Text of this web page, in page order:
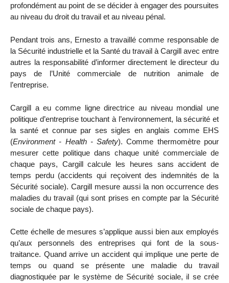
profondément au point de se décider à engager des poursuites
au niveau du droit du travail et au niveau pénal.
Pendant trois ans, Ernesto a travaillé comme responsable de
la Sécurité industrielle et la Santé du travail à Cargill avec entre
autres la responsabilité d’informer directement le directeur du
pays de l’Unité commerciale de nutrition animale de
l’entreprise.
Cargill a eu comme ligne directrice au niveau mondial une
politique d’entreprise touchant à l’environnement, la sécurité et
la santé et connue par ses sigles en anglais comme EHS
(Environment - Health - Safety). Comme thermomètre pour
mesurer cette politique dans chaque unité commerciale de
chaque pays, Cargill calcule les heures sans accident de
temps perdu (accidents qui reçoivent des indemnités de la
Sécurité sociale). Cargill mesure aussi la non occurrence des
maladies du travail (qui sont prises en compte par la Sécurité
sociale de chaque pays).
Cette échelle de mesures s’applique aussi bien aux employés
qu’aux personnels des entreprises qui font de la sous-
traitance. Quand arrive un accident qui implique une perte de
temps ou quand se présente une maladie du travail
diagnostiquée par le système de Sécurité sociale, il se crée